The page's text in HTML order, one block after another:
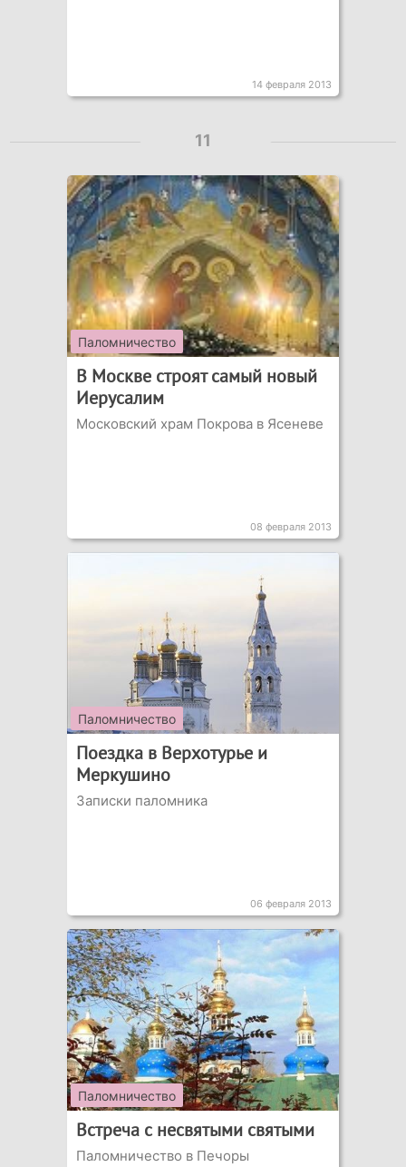
14 февраля 2013
11
Паломничество
В Москве строят самый новый
Иерусалим
Московский храм Покрова в Ясеневе
08 февраля 2013
Паломничество
Поездка в Верхотурье и
Меркушино
Записки паломника
06 февраля 2013
Паломничество
Встреча с несвятыми святыми
Паломничество в Печоры